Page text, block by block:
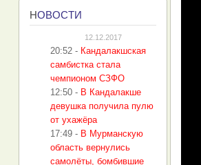
НОВОСТИ
12.12.2017
20:52 - Кандалакшская
самбистка стала
чемпионом СЗФО
12:50 - В Кандалакше
девушка получила пулю
от ухажёра
17:49 - В Мурманскую
область вернулись
самолёты, бомбившие